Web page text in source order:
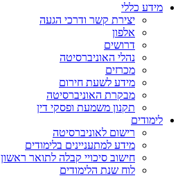
מידע כללי
יצירת קשר ודרכי הגעה
אלפון
דרושים
נהלי האוניברסיטה
מכרזים
מידע לשעת חירום
מבקרת האוניברסיטה
תקנון משמעת ופסקי דין
לימודים
רישום לאוניברסיטה
מידע למתעניינים בלימודים
חישוב סיכויי קבלה לתואר ראשון
לוח שנת הלימודים